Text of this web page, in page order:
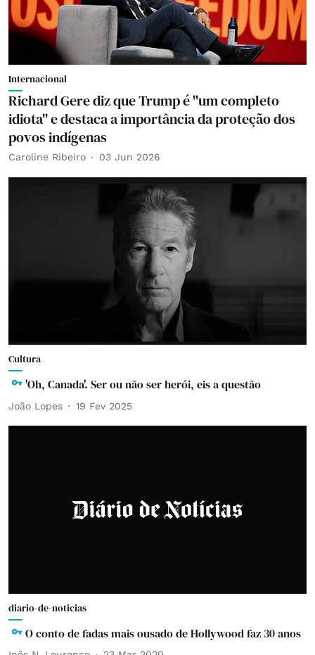
Internacional
Richard Gere diz que Trump é "um completo
idiota" e destaca a importância da proteção dos
povos indígenas
Caroline Ribeiro 03 Jun 2026
Cultura
'Oh, Canada'. Ser ou não ser herói, eis a questão
João Lopes 19 Fev 2025
diario-de-noticias
O conto de fadas mais ousado de Hollywood faz 30 anos